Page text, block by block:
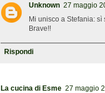
Unknown 27 maggio
Mi unisco a Stefania:
Brave!!
Rispondi
La cucina di Esme 27 maggio